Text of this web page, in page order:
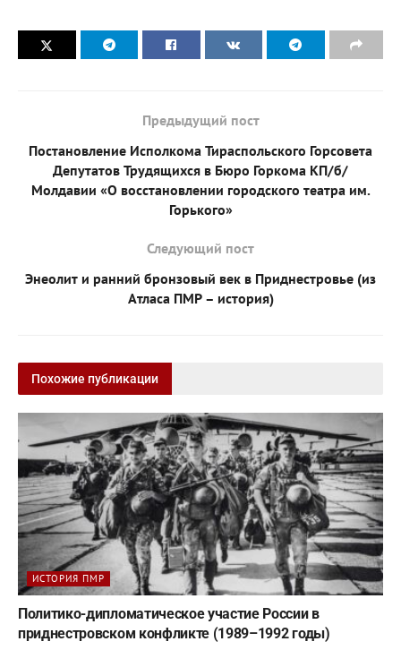
Предыдущий пост
Постановление Исполкома Тираспольского Горсовета
Депутатов Трудящихся в Бюро Горкома КП/б/
Молдавии «О восстановлении городского театра им.
Горького»
Следующий пост
Энеолит и ранний бронзовый век в Приднестровье (из
Атласа ПМР – история)
Похожие публикации
ИСТОРИЯ ПМР
Политико-дипломатическое участие России в
приднестровском конфликте (1989–1992 годы)